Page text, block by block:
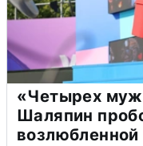
«Четырех
Шаляпин
возлюбленной